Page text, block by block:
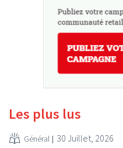
Les plus lus
Général 30 Juillet, 2026